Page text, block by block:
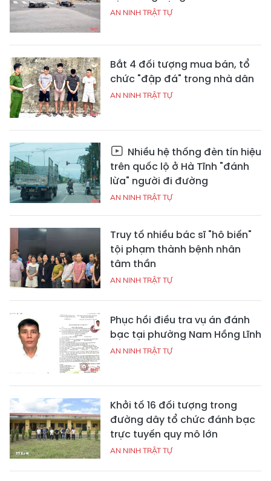
AN NINH TRẬT TỰ
Bắt 4 đối tượng mua bán, tổ
chức "đập đá" trong nhà dân
AN NINH TRẬT TỰ
Nhiều hệ thống đèn tín hiệu
trên quốc lộ ở Hà Tĩnh "đánh
lừa" người đi đường
AN NINH TRẬT TỰ
Truy tố nhiều bác sĩ "hô biến"
tội phạm thành bệnh nhân
tâm thần
AN NINH TRẬT TỰ
Phục hồi điều tra vụ án đánh
bạc tại phường Nam Hồng Lĩnh
AN NINH TRẬT TỰ
Khởi tố 16 đối tượng trong
đường dây tổ chức đánh bạc
trực tuyến quy mô lớn
AN NINH TRẬT TỰ